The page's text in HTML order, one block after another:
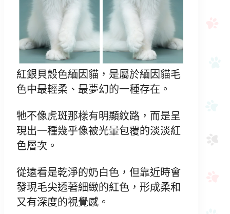
紅銀貝殼色緬因貓，是屬於緬因貓毛
色中最輕柔、最夢幻的一種存在。
牠不像虎斑那樣有明顯紋路，而是呈
現出一種幾乎像被光暈包覆的淡淡紅
色層次。
從遠看是乾淨的奶白色，但靠近時會
發現毛尖透著細緻的紅色，形成柔和
又有深度的視覺感。